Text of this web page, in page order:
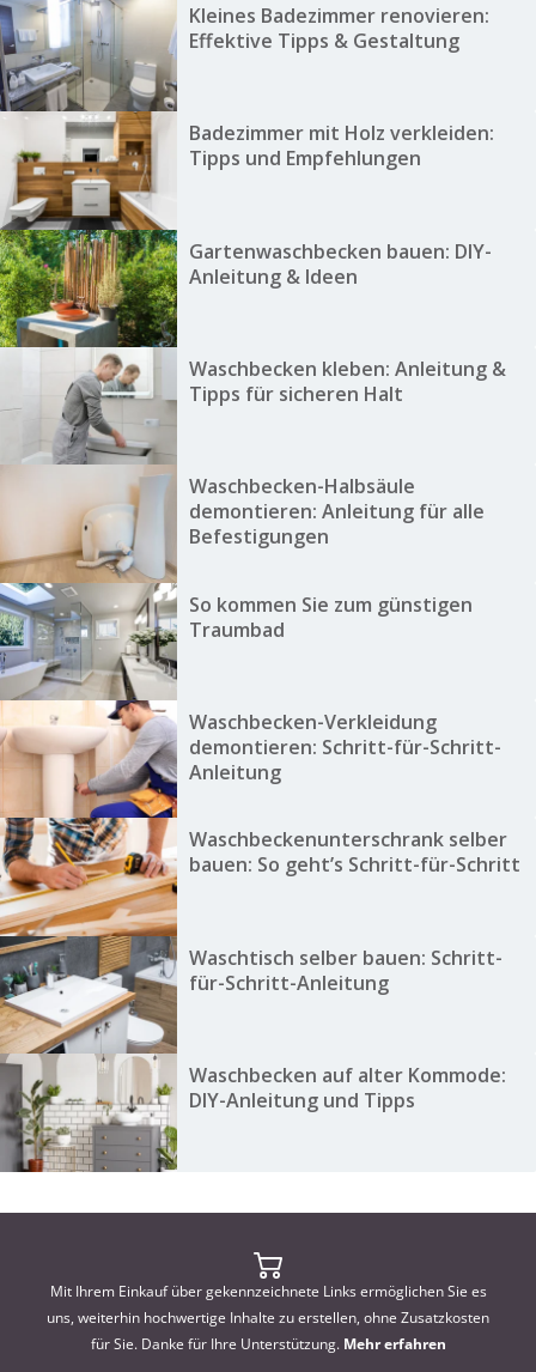
Kleines Badezimmer renovieren:
Effektive Tipps & Gestaltung
Badezimmer mit Holz verkleiden:
Tipps und Empfehlungen
Gartenwaschbecken bauen: DIY-
Anleitung & Ideen
Waschbecken kleben: Anleitung &
Tipps für sicheren Halt
Waschbecken-Halbsäule
demontieren: Anleitung für alle
Befestigungen
So kommen Sie zum günstigen
Traumbad
Waschbecken-Verkleidung
demontieren: Schritt-für-Schritt-
Anleitung
Waschbeckenunterschrank selber
bauen: So geht’s Schritt-für-Schritt
Waschtisch selber bauen: Schritt-
für-Schritt-Anleitung
Waschbecken auf alter Kommode:
DIY-Anleitung und Tipps
Mit Ihrem Einkauf über gekennzeichnete Links ermöglichen Sie es
uns, weiterhin hochwertige Inhalte zu erstellen, ohne Zusatzkosten
für Sie. Danke für Ihre Unterstützung. Mehr erfahren